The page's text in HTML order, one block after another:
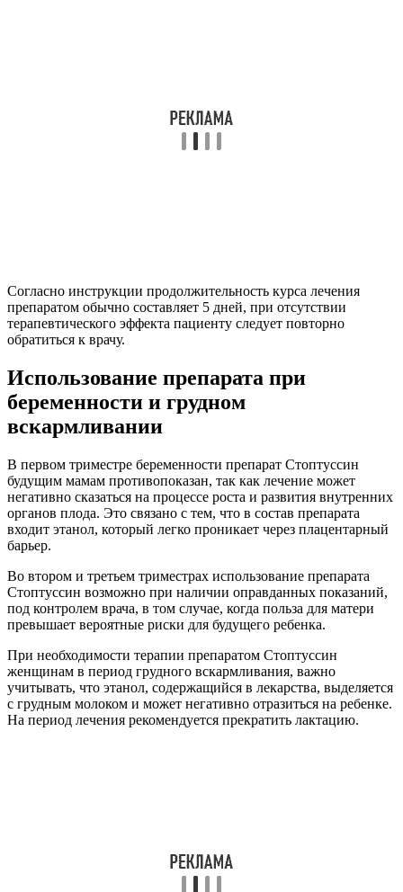
Согласно инструкции продолжительность курса лечения
препаратом обычно составляет 5 дней, при отсутствии
терапевтического эффекта пациенту следует повторно
обратиться к врачу.
Использование препарата при
беременности и грудном
вскармливании
В первом триместре беременности препарат Стоптуссин
будущим мамам противопоказан, так как лечение может
негативно сказаться на процессе роста и развития внутренних
органов плода. Это связано с тем, что в состав препарата
входит этанол, который легко проникает через плацентарный
барьер.
Во втором и третьем триместрах использование препарата
Стоптуссин возможно при наличии оправданных показаний,
под контролем врача, в том случае, когда польза для матери
превышает вероятные риски для будущего ребенка.
При необходимости терапии препаратом Стоптуссин
женщинам в период грудного вскармливания, важно
учитывать, что этанол, содержащийся в лекарства, выделяется
с грудным молоком и может негативно отразиться на ребенке.
На период лечения рекомендуется прекратить лактацию.